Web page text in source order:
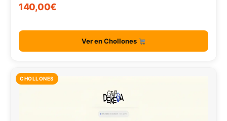
140,00€
Ver en Chollones
CHOLLONES